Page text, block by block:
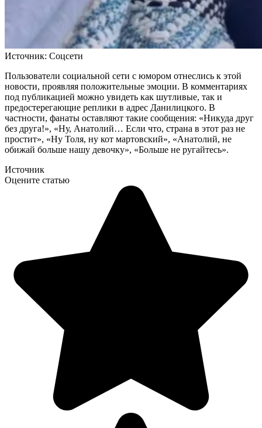
Источник: Соцсети
Пользователи социальной сети с юмором отнеслись к этой
новости, проявляя положительные эмоции. В комментариях
под публикацией можно увидеть как шутливые, так и
предостерегающие реплики в адрес Данилицкого. В
частности, фанаты оставляют такие сообщения: «Никуда друг
без друга!», «Ну, Анатолий… Если что, страна в этот раз не
простит», «Ну Толя, ну кот мартовский», «Анатолий, не
обижай больше нашу девочку», «Больше не ругайтесь».
Источник
Оцените статью